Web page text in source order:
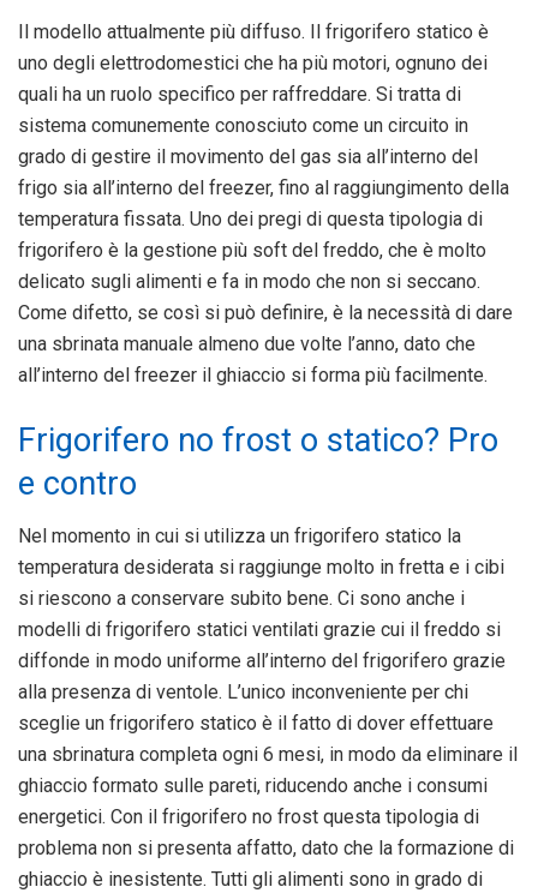
Il modello attualmente più diffuso. Il frigorifero statico è
uno degli elettrodomestici che ha più motori, ognuno dei
quali ha un ruolo specifico per raffreddare. Si tratta di
sistema comunemente conosciuto come un circuito in
grado di gestire il movimento del gas sia all’interno del
frigo sia all’interno del freezer, fino al raggiungimento della
temperatura fissata. Uno dei pregi di questa tipologia di
frigorifero è la gestione più soft del freddo, che è molto
delicato sugli alimenti e fa in modo che non si seccano.
Come difetto, se così si può definire, è la necessità di dare
una sbrinata manuale almeno due volte l’anno, dato che
all’interno del freezer il ghiaccio si forma più facilmente.
Frigorifero no frost o statico? Pro
e contro
Nel momento in cui si utilizza un frigorifero statico la
temperatura desiderata si raggiunge molto in fretta e i cibi
si riescono a conservare subito bene. Ci sono anche i
modelli di frigorifero statici ventilati grazie cui il freddo si
diffonde in modo uniforme all’interno del frigorifero grazie
alla presenza di ventole. L’unico inconveniente per chi
sceglie un frigorifero statico è il fatto di dover effettuare
una sbrinatura completa ogni 6 mesi, in modo da eliminare il
ghiaccio formato sulle pareti, riducendo anche i consumi
energetici. Con il frigorifero no frost questa tipologia di
problema non si presenta affatto, dato che la formazione di
ghiaccio è inesistente. Tutti gli alimenti sono in grado di